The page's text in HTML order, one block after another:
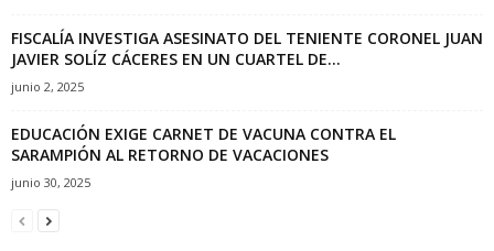
FISCALÍA INVESTIGA ASESINATO DEL TENIENTE CORONEL JUAN
JAVIER SOLÍZ CÁCERES EN UN CUARTEL DE...
junio 2, 2025
EDUCACIÓN EXIGE CARNET DE VACUNA CONTRA EL
SARAMPIÓN AL RETORNO DE VACACIONES
junio 30, 2025